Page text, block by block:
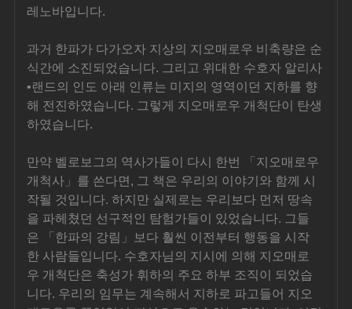
레노바입니다.
과거 한파가 다가오자 지상의 지오매로우 비축량은 순
식간에 소진되었습니다. 그리고 위대한 수호자 알리사
•랜드의 인도 아래 인류는 미지의 영역이던 지하를 향
해 전진하였습니다. 그렇게 지오매로우 개척단이 탄생
하였습니다.
만약 벨로보그의 역사가들이 다시 한번 「지오매로우
개척사」를 쓴다면, 그 책은 우리의 이야기와 함께 시
작될 것입니다. 하지만 실제로는 우리보다 먼저 땅속
을 파헤쳤던 선구적인 탐험가들이 있었습니다. 그들
은 「한파의 강림」보다 훨씬 이전부터 행동을 시작
한 사람들입니다. 수호자님의 지시에 의해 지오매로
우 개척단은 축성가 휘하의 주요 하부 조직이 되었습
니다. 우리의 임무는 계속해서 지하로 파고들어 지오